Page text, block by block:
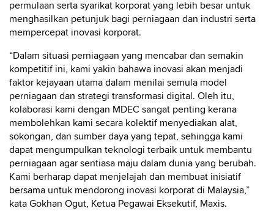
permulaan serta syarikat korporat yang lebih besar untuk
menghasilkan petunjuk bagi perniagaan dan industri serta
mempercepat inovasi korporat.
“Dalam situasi perniagaan yang mencabar dan semakin
kompetitif ini, kami yakin bahawa inovasi akan menjadi
faktor kejayaan utama dalam menilai semula model
perniagaan dan strategi transformasi digital. Oleh itu,
kolaborasi kami dengan MDEC sangat penting kerana
membolehkan kami secara kolektif menyediakan alat,
sokongan, dan sumber daya yang tepat, sehingga kami
dapat mengumpulkan teknologi terbaik untuk membantu
perniagaan agar sentiasa maju dalam dunia yang berubah.
Kami berharap dapat menjelajah dan membuat inisiatif
bersama untuk mendorong inovasi korporat di Malaysia,”
kata Gokhan Ogut, Ketua Pegawai Eksekutif, Maxis.